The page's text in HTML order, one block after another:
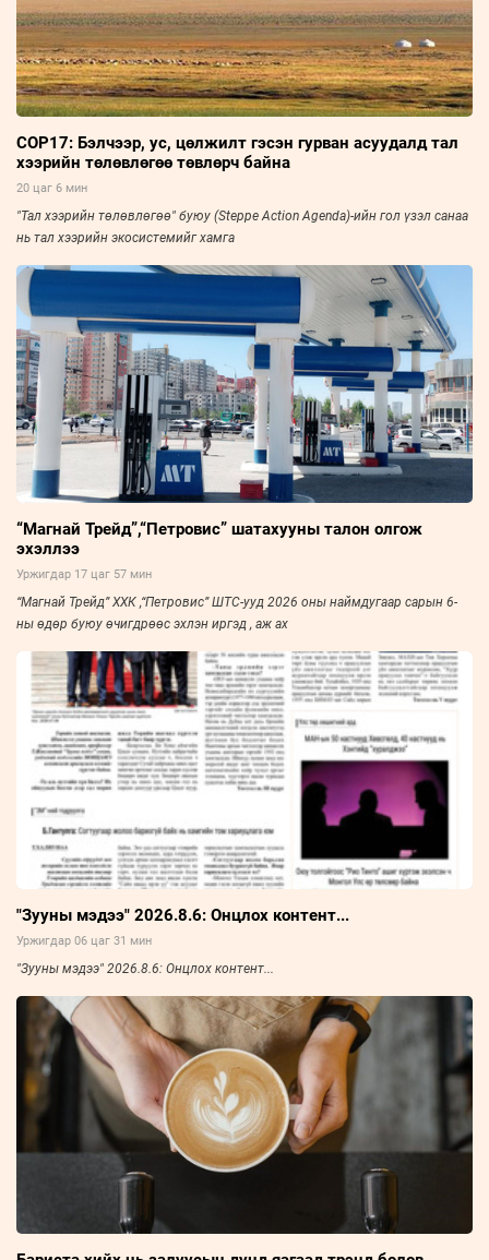
COP17: Бэлчээр, ус, цөлжилт гэсэн гурван асуудалд тал
хээрийн төлөвлөгөө төвлөрч байна
20 цаг 6 мин
"Тал хээрийн төлөвлөгөө" буюу (Steppe Action Agenda)-ийн гол үзэл санаа
нь тал хээрийн экосистемийг хамга
“Магнай Трейд”,“Петровис” шатахууны талон олгож
эхэллээ
Уржигдар 17 цаг 57 мин
“Магнай Трейд” ХХК ,“Петровис” ШТС-ууд 2026 оны наймдугаар сарын 6-
ны өдөр буюу өчигдрөөс эхлэн иргэд , аж ах
"Зууны мэдээ" 2026.8.6: Онцлох контент...
Уржигдар 06 цаг 31 мин
"Зууны мэдээ" 2026.8.6: Онцлох контент...